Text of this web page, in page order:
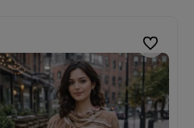
Do